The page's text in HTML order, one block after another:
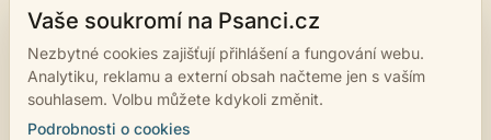
Gana/29
NÁSLEDUJÍCÍ DÍLO →
Vaše soukromí na Psanci.cz
Nezbytné cookies zajišťují přihlášení a fungování webu.
Analytiku, reklamu a externí obsah načteme jen s vaším
souhlasem. Volbu můžete kdykoli změnit.
Podrobnosti o cookies